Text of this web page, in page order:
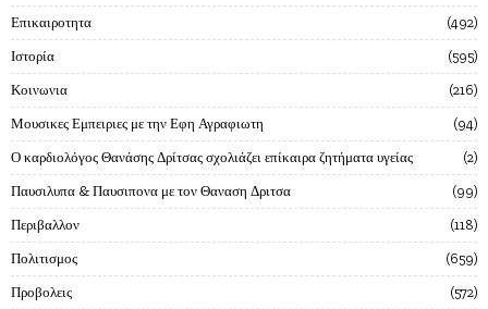
Επικαιροτητα 492
Ιστορία 595
Κοινωνια 216
Μουσικες Εμπειριες με την Εφη Αγραφιωτη 94
Ο καρδιολόγος Θανάσης Δρίτσας σχολιάζει επίκαιρα ζητήματα υγείας 2
Παυσιλυπα & Παυσιπονα με τον Θαναση Δριτσα 99
Περιβαλλον 118
Πολιτισμος 659
Προβολεις 572